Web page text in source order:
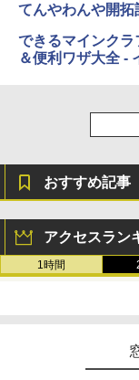
てんやわんや開
できるマインクラ
＆便利ワザ大全 -
おすすめ記事
アクセスラン
1時間